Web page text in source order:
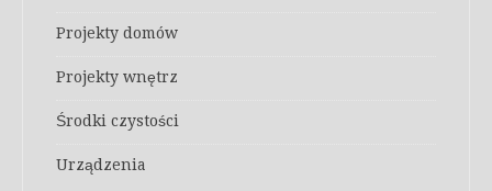
Projekty domów
Projekty wnętrz
Środki czystości
Urządzenia